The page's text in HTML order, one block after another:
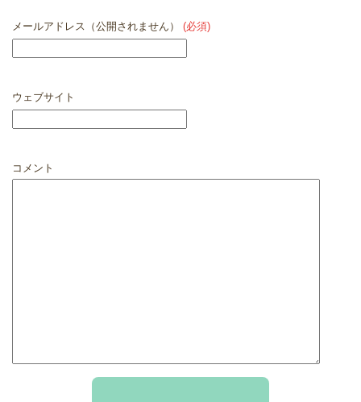
メールアドレス（公開されません） (必須)
ウェブサイト
コメント